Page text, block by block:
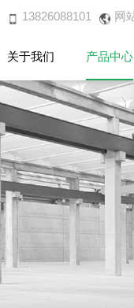
关于我们 产品中心
13826088101 网